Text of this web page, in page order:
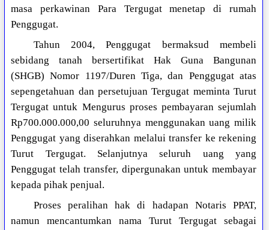
masa perkawinan Para Tergugat menetap di rumah
Penggugat.
Tahun 2004, Penggugat bermaksud membeli
sebidang tanah bersertifikat Hak Guna Bangunan
(SHGB) Nomor 1197/Duren Tiga, dan Penggugat atas
sepengetahuan dan persetujuan Tergugat meminta Turut
Tergugat untuk Mengurus proses pembayaran sejumlah
Rp700.000.000,00 seluruhnya menggunakan uang milik
Penggugat yang diserahkan melalui transfer ke rekening
Turut Tergugat. Selanjutnya seluruh uang yang
Penggugat telah transfer, dipergunakan untuk membayar
kepada pihak penjual.
Proses peralihan hak di hadapan Notaris PPAT,
namun mencantumkan nama Turut Tergugat sebagai